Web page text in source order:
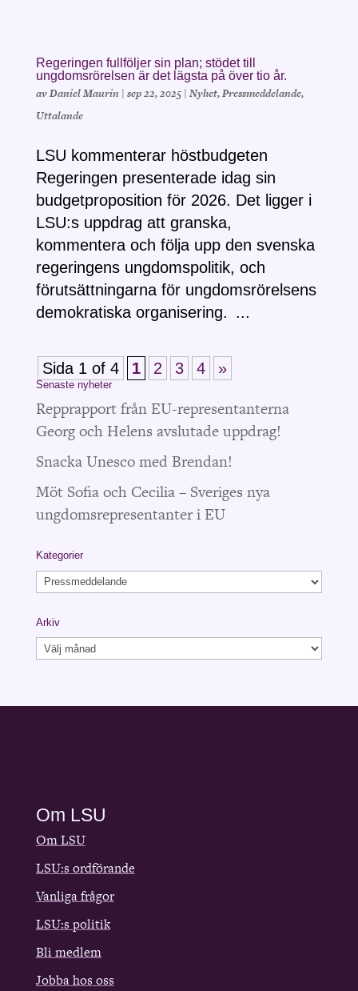
Regeringen fullföljer sin plan; stödet till
ungdomsrörelsen är det lägsta på över tio år.
avDaniel Maurin | sep 22, 2025| Nyhet,Pressmeddelande,
Uttalande
LSU kommenterar höstbudgeten
Regeringen presenterade idag sin
budgetproposition för 2026. Det ligger i
LSU:s uppdrag att granska,
kommentera och följa upp den svenska
regeringens ungdomspolitik, och
förutsättningarna för ungdomsrörelsens
demokratiska organisering. ...
Sida 1 of 4 1 2 3 4 »
Senaste nyheter
Repprapport från EU-representanterna
Georg och Helens avslutade uppdrag!
Snacka Unesco med Brendan!
Möt Sofia och Cecilia – Sveriges nya
ungdomsrepresentanter i EU
Kategorier
Kategorier
Arkiv
Arkiv
Om LSU
Om LSU
LSU:s ordförande
Vanliga frågor
LSU:s politik
Bli medlem
Jobba hos oss